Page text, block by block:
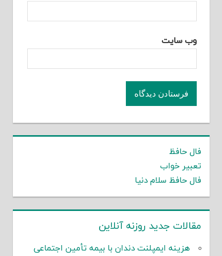
وب‌ سایت
فال حافظ
تعبیر خواب
فال حافظ سلام دنیا
مقالات جدید روزنه آنلاین
هزینه ایمپلنت دندان با بیمه تأمین اجتماعی